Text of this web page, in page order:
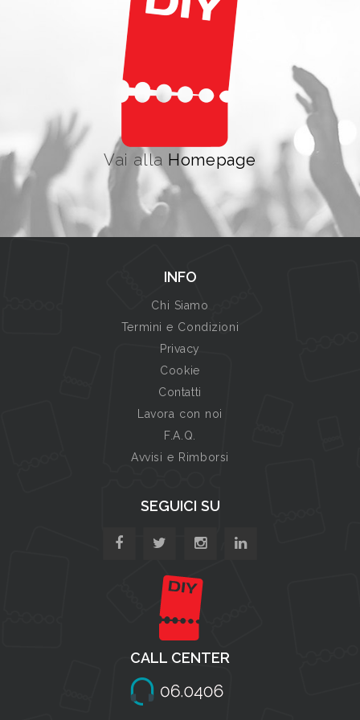
Vai alla Homepage
INFO
Chi Siamo
Termini e Condizioni
Privacy
Cookie
Contatti
Lavora con noi
F.A.Q.
Avvisi e Rimborsi
SEGUICI SU
CALL CENTER